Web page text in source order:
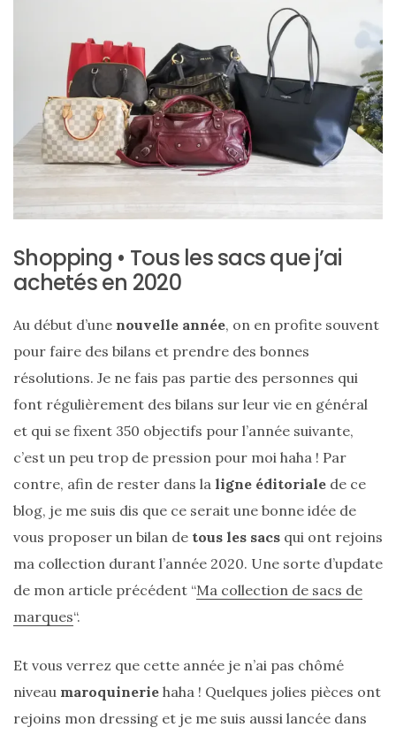
soie
et
cuir
au
luxe
discret
Shopping • Tous les sacs que j’ai
achetés en 2020
Au début d’une nouvelle année, on en profite souvent
pour faire des bilans et prendre des bonnes
résolutions. Je ne fais pas partie des personnes qui
font régulièrement des bilans sur leur vie en général
et qui se fixent 350 objectifs pour l’année suivante,
c’est un peu trop de pression pour moi haha ! Par
contre, afin de rester dans la ligne éditoriale de ce
blog, je me suis dis que ce serait une bonne idée de
vous proposer un bilan de tous les sacs qui ont rejoins
ma collection durant l’année 2020. Une sorte d’update
de mon article précédent “Ma collection de sacs de
marques“.
Et vous verrez que cette année je n’ai pas chômé
niveau maroquinerie haha ! Quelques jolies pièces ont
rejoins mon dressing et je me suis aussi lancée dans